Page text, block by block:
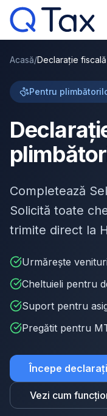
Acasă/Declarație
Pentru
Completează
Solicită toate
trimite direct la
Urmărește
Cheltuieli pentru
Suport pentru
Pregătit pentru
Începe
Vezi cum